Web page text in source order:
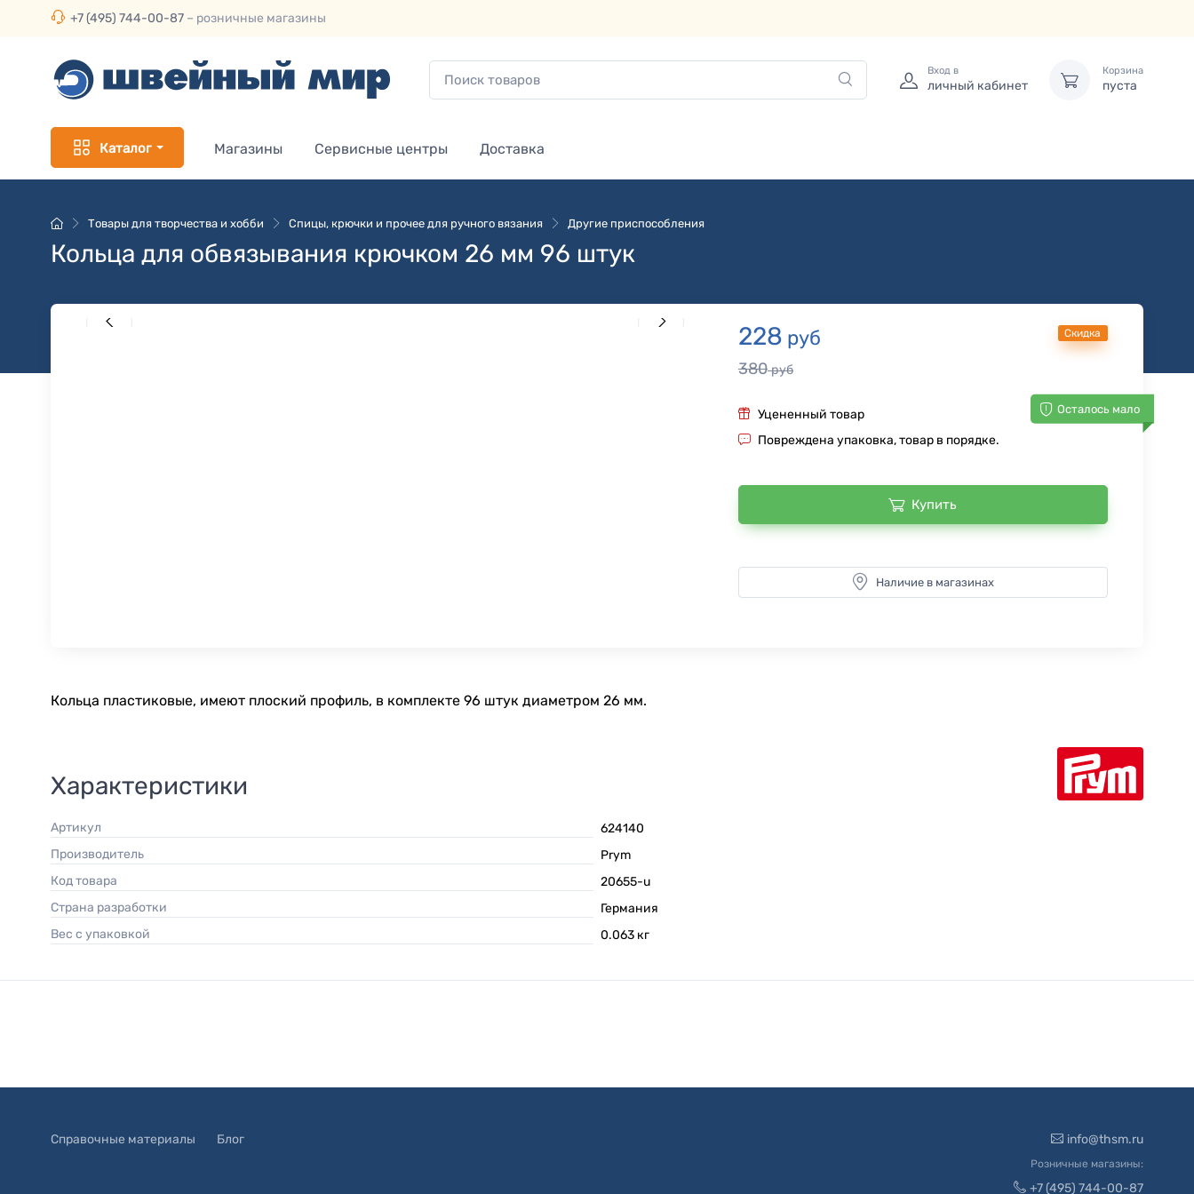
+7 (495) 744-00-87 – розничные магазины
Вход в
личный кабинет
Корзина
пуста
Каталог Магазины Сервисные центры Доставка
Товары для творчества и хобби Спицы, крючки и прочее для ручного вязания Другие приспособления
Кольца для обвязывания крючком 26 мм 96 штук
228 руб
380руб
Скидка
Осталось мало
Уцененный товар
Повреждена упаковка, товар в порядке.
Купить
Наличие в магазинах
Кольца пластиковые, имеют плоский профиль, в комплекте 96 штук диаметром 26 мм.
Характеристики
Артикул
624140
Производитель
Prym
Код товара
20655-u
Страна разработки
Германия
Вес с упаковкой
0.063 кг
Справочные материалы Блог info@thsm.ru
Розничные магазины:
+7 (495) 744-00-87